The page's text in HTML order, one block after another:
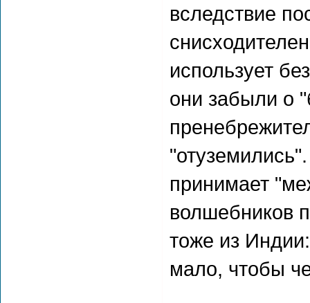
вследствие
использует
они забыли о
принимает
волшебников
тоже из
мало, чтобы